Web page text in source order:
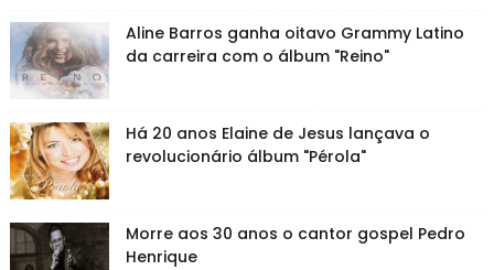
Aline Barros ganha oitavo Grammy Latino
da carreira com o álbum "Reino"
Há 20 anos Elaine de Jesus lançava o
revolucionário álbum "Pérola"
Morre aos 30 anos o cantor gospel Pedro
Henrique